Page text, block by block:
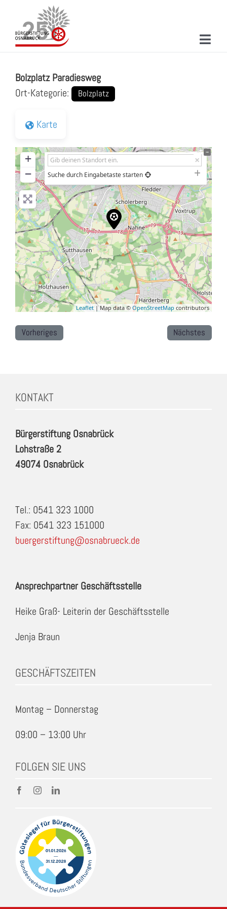
springen
VERANSTALTUNGEN
KONTAKT
SUCHE
Bolzplatz Paradiesweg
Ort-Kategorie:
Bolzplatz
Karte
+
−
Suche durch Eingabetaste starten
Leaflet| Map data © OpenStreetMap contributors
Vorheriges Nächstes
KONTAKT
Bürgerstiftung Osnabrück
Lohstraße 2
49074 Osnabrück
Tel.: 0541 323 1000
Fax: 0541 323 151000
buergerstiftung@osnabrueck.de
Ansprechpartner Geschäftsstelle
Heike Graß- Leiterin der Geschäftsstelle
Jenja Braun
GESCHÄFTSZEITEN
Montag – Donnerstag
09:00 – 13:00 Uhr
FOLGEN SIE UNS